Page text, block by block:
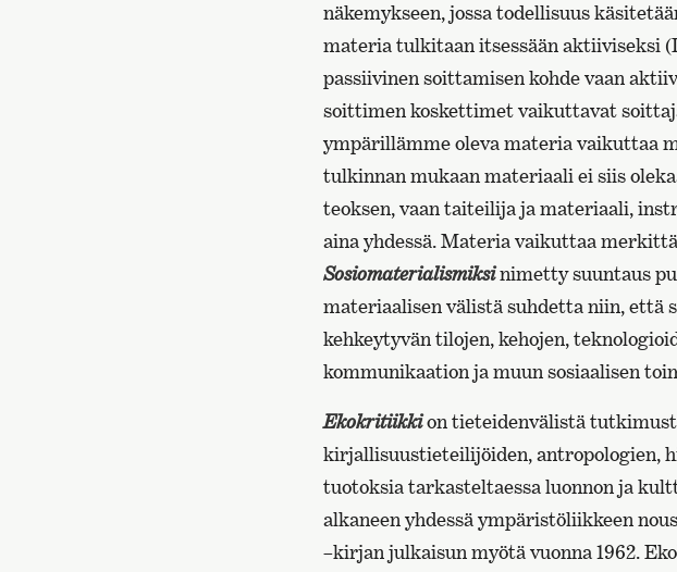
näkemykseen, jossa todellisuus
materia tulkitaan itsessään aktiiviseksi
passiivinen soittamisen kohde vaan
soittimen koskettimet vaikuttavat
ympärillämme oleva materia vaikuttaa
tulkinnan mukaan materiaali ei siis
teoksen, vaan taiteilija ja materiaali,
aina yhdessä. Materia vaikuttaa
Sosiomaterialismiksinimetty suuntaus
materiaalisen välistä suhdetta niin, että
kehkeytyvän tilojen, kehojen,
kommunikaation ja muun sosiaalisen
Ekokritiikkion tieteidenvälistä
kirjallisuustieteilijöiden, antropologien,
tuotoksia tarkasteltaessa luonnon ja
alkaneen yhdessä ympäristöliikkeen
–kirjan julkaisun myötä vuonna 1962.